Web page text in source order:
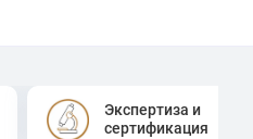
Экспертиза и
сертификация